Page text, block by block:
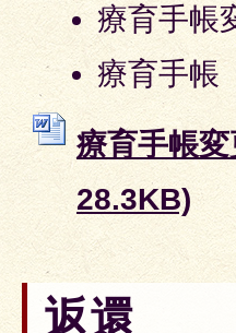
療育手帳
療育手帳
療育手帳
28.3KB)
返還